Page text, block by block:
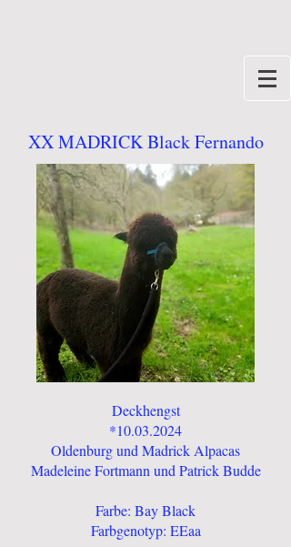
XX MADRICK Black Fernando
Deckhengst
*10.03.2024
Oldenburg und Madrick Alpacas
Madeleine Fortmann und Patrick Budde
Farbe: Bay Black
Farbgenotyp: EEaa​